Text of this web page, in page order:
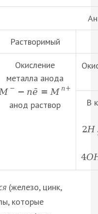
Растворимый
Окисление
металла анода
M − − nē = M n+
анод раствор В
2H
4O
(железо, цинк,
которые